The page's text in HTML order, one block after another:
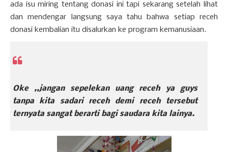
ada isu miring tentang donasi ini tapi sekarang setelah lihat
dan mendengar langsung saya tahu bahwa setiap receh
donasi kembalian itu disalurkan ke program kemanusiaan.
Oke ,,jangan sepelekan uang receh ya guys
tanpa kita sadari receh demi receh tersebut
ternyata sangat berarti bagi saudara kita lainya.